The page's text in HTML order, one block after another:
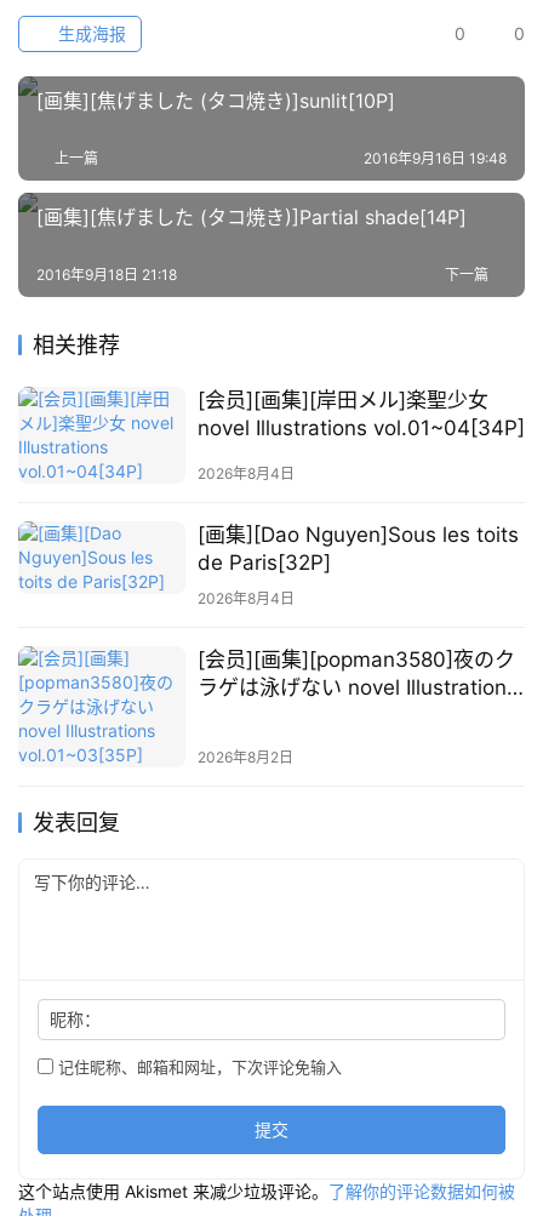
素
萌
绘
库
关
本
站
0 0
生成海报
[画集][焦げました (タコ焼き)]sunlit[10P]
上一篇 2016年9月16日 19:48
[画集][焦げました (タコ焼き)]Partial shade[14P]
下一篇
2016年9月18日 21:18
相关推荐
[会员][画集][岸田メル]楽聖少女
novel Illustrations vol.01~04[34P]
2026年8月4日
[画集][Dao Nguyen]Sous les toits
de Paris[32P]
2026年8月4日
[会员][画集][popman3580]夜のク
ラゲは泳げない novel Illustrations
2026年8月2日
发表回复
昵称：
记住昵称、邮箱和网址，下次评论免输入
提交
这个站点使用 Akismet 来减少垃圾评论。 了解你的评论数据如何被